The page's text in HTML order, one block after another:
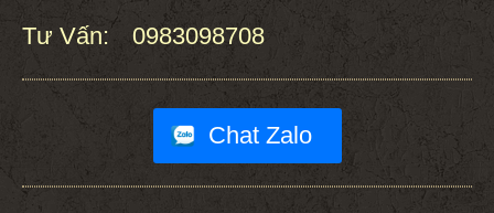
Tư Vấn: 0983098708
Chat Zalo